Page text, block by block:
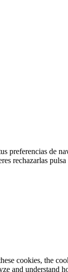
preferencias de
rechazarlas
cookies, the
and